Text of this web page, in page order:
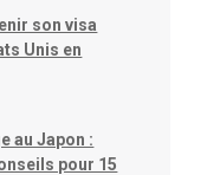
son visa
Unis en
au Japon :
pour 15